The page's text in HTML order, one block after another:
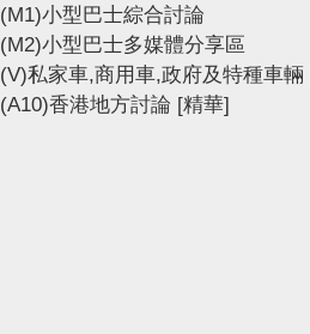
(M1)小型巴士綜合討論
(M2)小型巴士多媒體分享區
(V)私家車,商用車,政府及特種車輛
(A10)香港地方討論 [精華]